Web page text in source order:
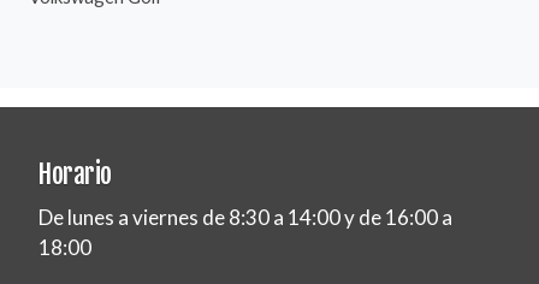
Horario
De lunes a viernes de 8:30 a 14:00 y de 16:00 a
18:00